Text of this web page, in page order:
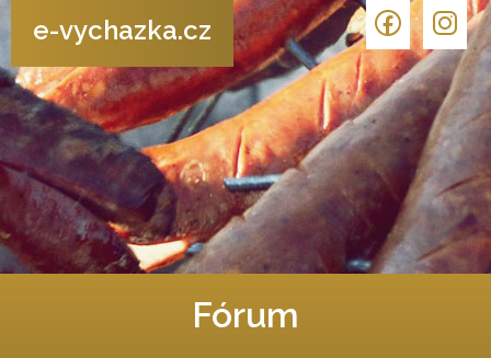
e-vychazka.cz
Fórum